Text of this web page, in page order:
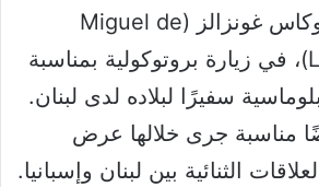
لبنان ميغيل دي لوكاس غونزالز (Miguel de
Lucas González)، في زيارة بروتوكولية بمناسبة
سفيرًا لبلاده لدى لبنان.
مناسبة جرى خلالها عرض
الثنائية بين لبنان وإسبانيا.